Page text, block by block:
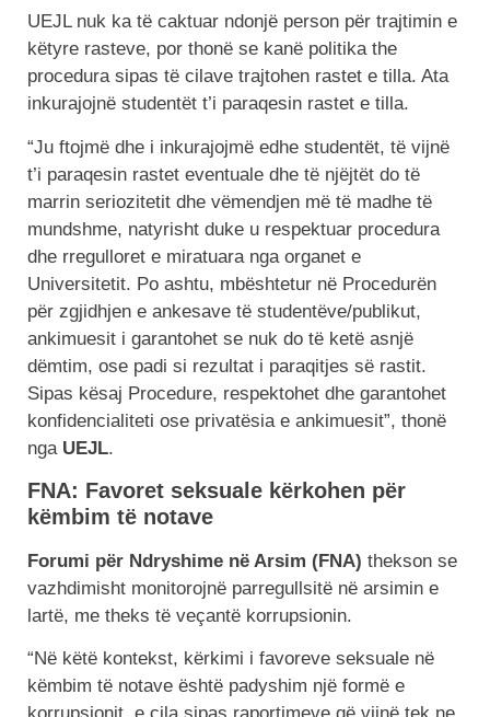
UEJL nuk ka të caktuar ndonjë person për trajtimin e
këtyre rasteve, por thonë se kanë politika the
procedura sipas të cilave trajtohen rastet e tilla. Ata
inkurajojnë studentët t’i paraqesin rastet e tilla.
“Ju ftojmë dhe i inkurajojmë edhe studentët, të vijnë
t’i paraqesin rastet eventuale dhe të njëjtët do të
marrin seriozitetit dhe vëmendjen më të madhe të
mundshme, natyrisht duke u respektuar procedura
dhe rregulloret e miratuara nga organet e
Universitetit. Po ashtu, mbështetur në Procedurën
për zgjidhjen e ankesave të studentëve/publikut,
ankimuesit i garantohet se nuk do të ketë asnjë
dëmtim, ose padi si rezultat i paraqitjes së rastit.
Sipas kësaj Procedure, respektohet dhe garantohet
konfidencialiteti ose privatësia e ankimuesit”, thonë
nga UEJL.
FNA: Favoret seksuale kërkohen për
këmbim të notave
Forumi për Ndryshime në Arsim (FNA) thekson se
vazhdimisht monitorojnë parregullsitë në arsimin e
lartë, me theks të veçantë korrupsionin.
“Në këtë kontekst, kërkimi i favoreve seksuale në
këmbim të notave është padyshim një formë e